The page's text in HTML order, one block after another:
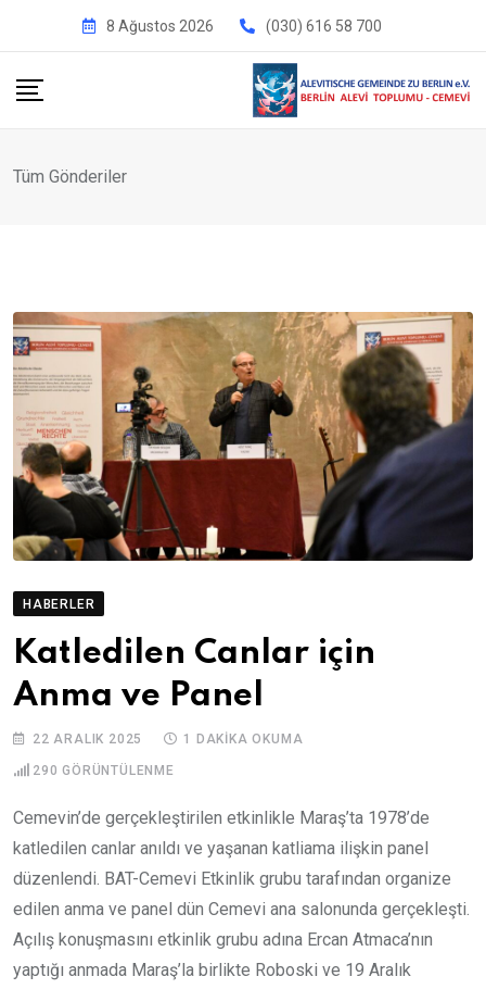
8 Ağustos 2026 (030) 616 58 700
Tüm Gönderiler
HABERLER
Katledilen Canlar için
Anma ve Panel
22 ARALIK 2025 1 DAKIKA OKUMA
290 GÖRÜNTÜLENME
Cemevin’de gerçekleştirilen etkinlikle Maraş’ta 1978’de
katledilen canlar anıldı ve yaşanan katliama ilişkin panel
düzenlendi. BAT-Cemevi Etkinlik grubu tarafından organize
edilen anma ve panel dün Cemevi ana salonunda gerçekleşti.
Açılış konuşmasını etkinlik grubu adına Ercan Atmaca’nın
yaptığı anmada Maraş’la birlikte Roboski ve 19 Aralık